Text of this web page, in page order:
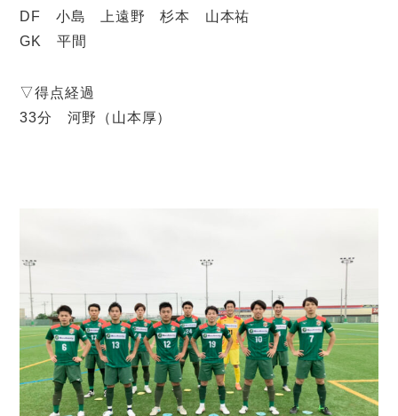
DF 小島 上遠野 杉本 山本祐
GK 平間
▽得点経過
33分 河野（山本厚）